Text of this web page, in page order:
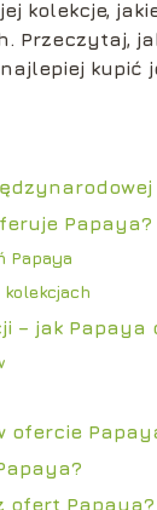
kolekcje,
Przeczytaj,
kupić
Papaya?
Papaya
– jak Papaya
ofercie
ofert Papaya?